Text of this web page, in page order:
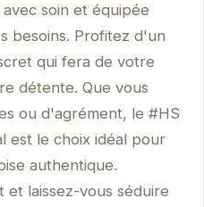
soin et équipée
besoins. Profitez d'un
qui fera de votre
détente. Que vous
ou d'agrément, le #HS
est le choix idéal pour
authentique.
et laissez-vous séduire